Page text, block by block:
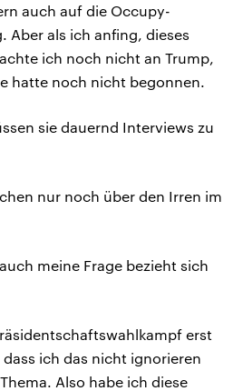
auch auf die Occupy-
Aber als ich anfing, dieses
ich noch nicht an Trump,
hatte noch nicht begonnen.
sie dauernd Interviews zu
nur noch über den Irren im
meine Frage bezieht sich
erst
ich das nicht ignorieren
Also habe ich diese